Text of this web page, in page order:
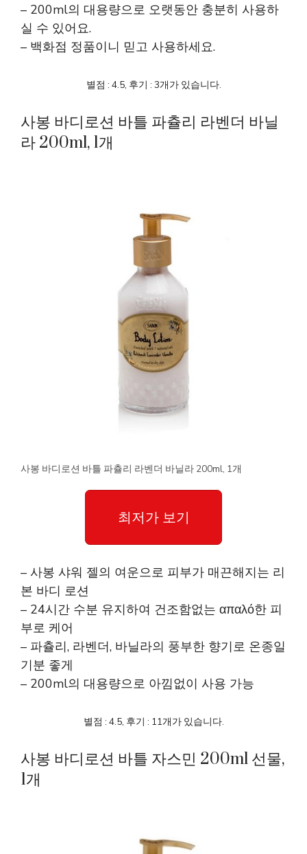
– 200ml의 대용량으로 오랫동안 충분히 사용하
실 수 있어요.
– 백화점 정품이니 믿고 사용하세요.
별점 : 4.5, 후기 : 3개가 있습니다.
사봉 바디로션 바틀 파츌리 라벤더 바닐
라 200ml, 1개
사봉 바디로션 바틀 파츌리 라벤더 바닐라 200ml, 1개
최저가 보기
– 사봉 샤워 젤의 여운으로 피부가 매끈해지는 리
본 바디 로션
– 24시간 수분 유지하여 건조함없는 απαλό한 피
부로 케어
– 파츌리, 라벤더, 바닐라의 풍부한 향기로 온종일
기분 좋게
– 200ml의 대용량으로 아낌없이 사용 가능
별점 : 4.5, 후기 : 11개가 있습니다.
사봉 바디로션 바틀 자스민 200ml 선물,
1개